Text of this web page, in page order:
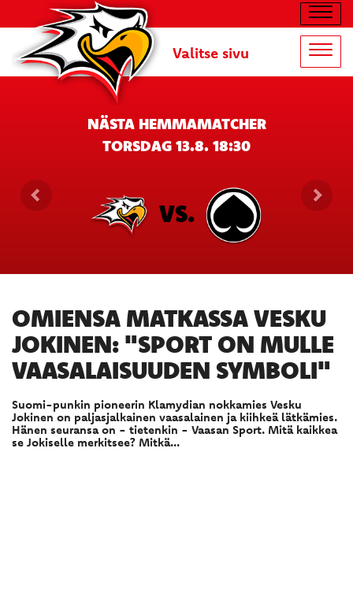
Valitse sivu
NÄSTA HEMMAMATCHER
TORSDAG 13.8. 18:30
VS.
OMIENSA MATKASSA VESKU
JOKINEN: "SPORT ON MULLE
VAASALAISUUDEN SYMBOLI"
Suomi-punkin pioneerin Klamydian nokkamies Vesku
Jokinen on paljasjalkainen vaasalainen ja kiihkeä lätkämies.
Hänen seuransa on - tietenkin - Vaasan Sport. Mitä kaikkea
se Jokiselle merkitsee? Mitkä...